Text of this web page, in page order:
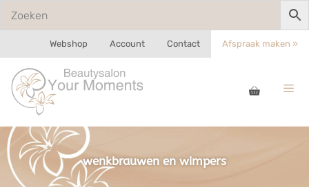
Webshop Account Contact Afspraak maken »
wenkbrauwen en wimpers